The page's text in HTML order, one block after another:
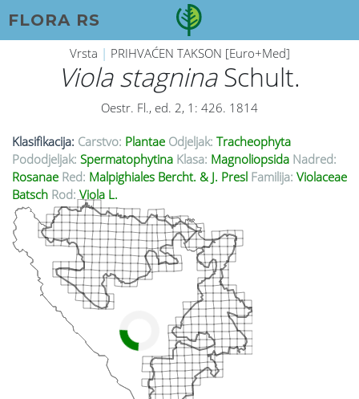
FLORA RS
Vrsta | PRIHVAĆEN TAKSON [Euro+Med]
Viola stagninaSchult.
Oestr. Fl., ed. 2, 1: 426. 1814
Klasifikacija: Carstvo: Plantae Odjeljak: Tracheophyta
Pododjeljak: Spermatophytina Klasa: Magnoliopsida Nadred:
Rosanae Red: Malpighiales Bercht. & J. Presl Familija: Violaceae
Batsch Rod: Viola L.